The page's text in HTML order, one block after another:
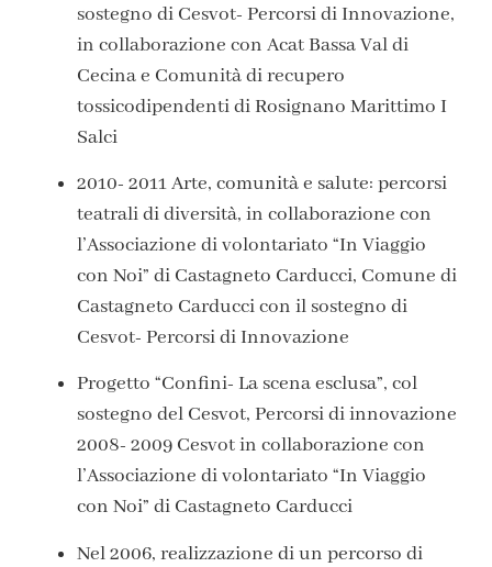
sostegno di Cesvot- Percorsi di Innovazione,
in collaborazione con Acat Bassa Val di
Cecina e Comunità di recupero
tossicodipendenti di Rosignano Marittimo I
Salci
2010- 2011Arte, comunità e salute: percorsi
teatrali di diversità, in collaborazione con
l’Associazione di volontariato “In Viaggio
con Noi” di Castagneto Carducci, Comune di
Castagneto Carducci con il sostegno di
Cesvot- Percorsi di Innovazione
Progetto “Confini- La scena esclusa”, col
sostegno del Cesvot, Percorsi di innovazione
2008- 2009 Cesvot in collaborazione con
l’Associazione di volontariato “In Viaggio
con Noi” di Castagneto Carducci
Nel 2006, realizzazione di un percorso di